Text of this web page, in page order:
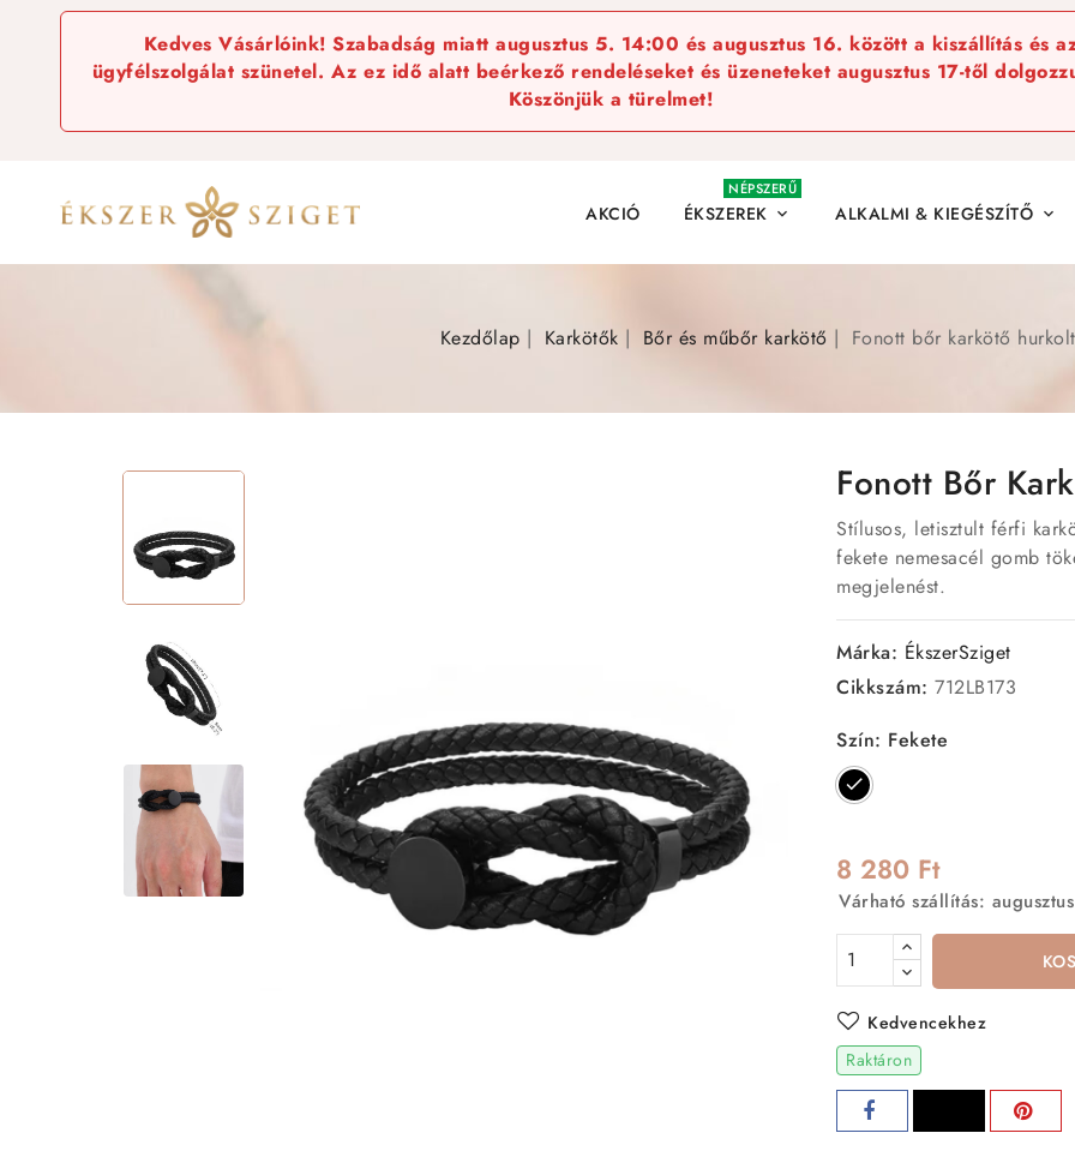
Kedves Vásárlóink! Szabadság miatt augusztus 5. 14:00 és augusztus 16. között a kiszállítás és
ügyfélszolgálat szünetel. Az ez idő alatt beérkező rendeléseket és üzeneteket augusztus 17-től
Köszönjük a türelmet!
AKCIÓ ÉKSZEREK 
NÉPSZERŰ
ALKALMI & KIEGÉSZÍTŐ 
Kezdőlap Karkötők Bőr és műbőr karkötő Fonott bőr karkötő
Fonott Bőr
Stílusos, letisztult férfi
fekete nemesacél gomb
megjelenést.
Márka: ÉkszerSziget
Cikkszám: 712LB173
Szín: Fekete
Fekete
8 280 Ft
Várható szállítás:
Kedvencekhez
Raktáron